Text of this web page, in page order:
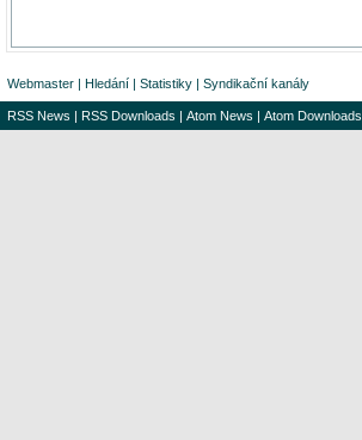
Webmaster | Hledání | Statistiky | Syndikační kanály
RSS News | RSS Downloads | Atom News | Atom Downloads